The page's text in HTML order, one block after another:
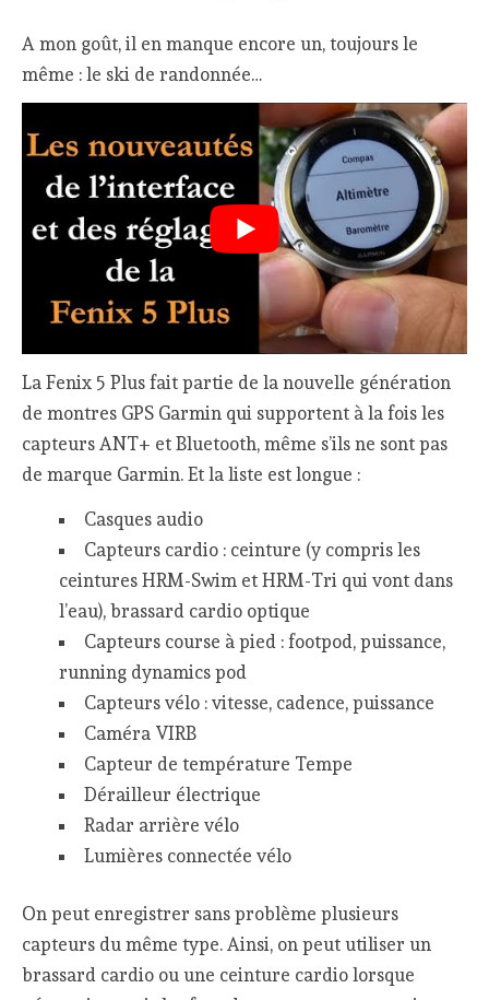
A mon goût, il en manque encore un, toujours le
même : le ski de randonnée…
La Fenix 5 Plus fait partie de la nouvelle génération
de montres GPS Garmin qui supportent à la fois les
capteurs ANT+ et Bluetooth, même s’ils ne sont pas
de marque Garmin. Et la liste est longue :
Casques audio
Capteurs cardio : ceinture (y compris les
ceintures HRM-Swim et HRM-Tri qui vont dans
l’eau), brassard cardio optique
Capteurs course à pied : footpod, puissance,
running dynamics pod
Capteurs vélo : vitesse, cadence, puissance
Caméra VIRB
Capteur de température Tempe
Dérailleur électrique
Radar arrière vélo
Lumières connectée vélo
On peut enregistrer sans problème plusieurs
capteurs du même type. Ainsi, on peut utiliser un
brassard cardio ou une ceinture cardio lorsque